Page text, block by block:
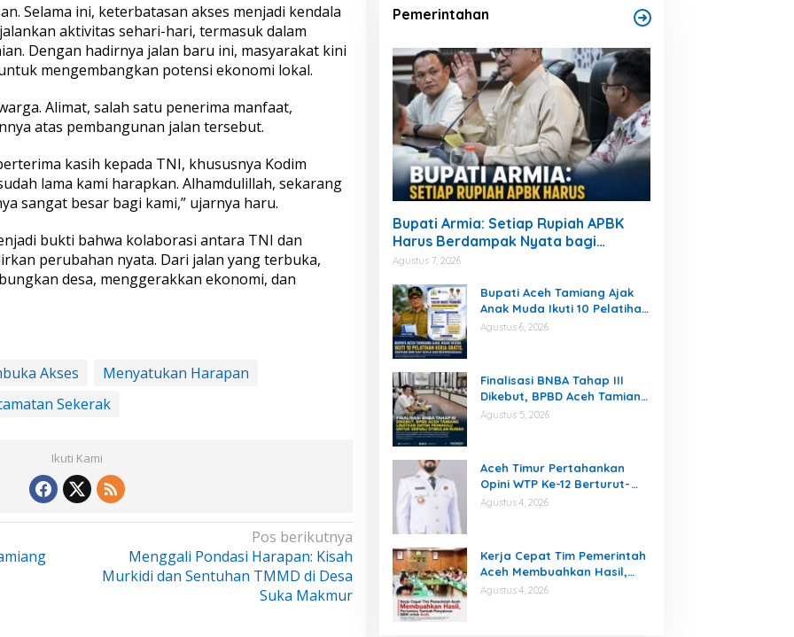
Selama ini, keterbatasan akses menjadi kendala
aktivitas sehari-hari, termasuk dalam
Dengan hadirnya jalan baru ini, masyarakat kini
mengembangkan potensi ekonomi lokal.
Alimat, salah satu penerima manfaat,
atas pembangunan jalan tersebut.
kasih kepada TNI, khususnya Kodim
lama kami harapkan. Alhamdulillah, sekarang
sangat besar bagi kami,” ujarnya haru.
bukti bahwa kolaborasi antara TNI dan
perubahan nyata. Dari jalan yang terbuka,
desa, menggerakkan ekonomi, dan
Akses
Menyatukan Harapan
Sekerak
Ikuti Kami
Pos berikutnya
Menggali Pondasi Harapan: Kisah
Murkidi dan Sentuhan TMMD di Desa
Suka Makmur
Pemerintahan
Bupati Armia: Setiap Rupiah APBK
Harus Berdampak Nyata bagi
Masyarakat
Agustus 7, 2026
Bupati Aceh Tamiang Ajak
Anak Muda Ikuti 10 Pelatihan
Kerja Gratis, Siapkan SDM
Agustus 6, 2026
Finalisasi BNBA Tahap III
Dikebut, BPBD Aceh Tamiang
Libatkan Datok Penghulu
Agustus 5, 2026
Aceh Timur Pertahankan
Opini WTP Ke-12 Berturut-
turut
Agustus 4, 2026
Kerja Cepat Tim Pemerintah
Aceh Membuahkan Hasil,
Pertamina Tambah
Agustus 4, 2026